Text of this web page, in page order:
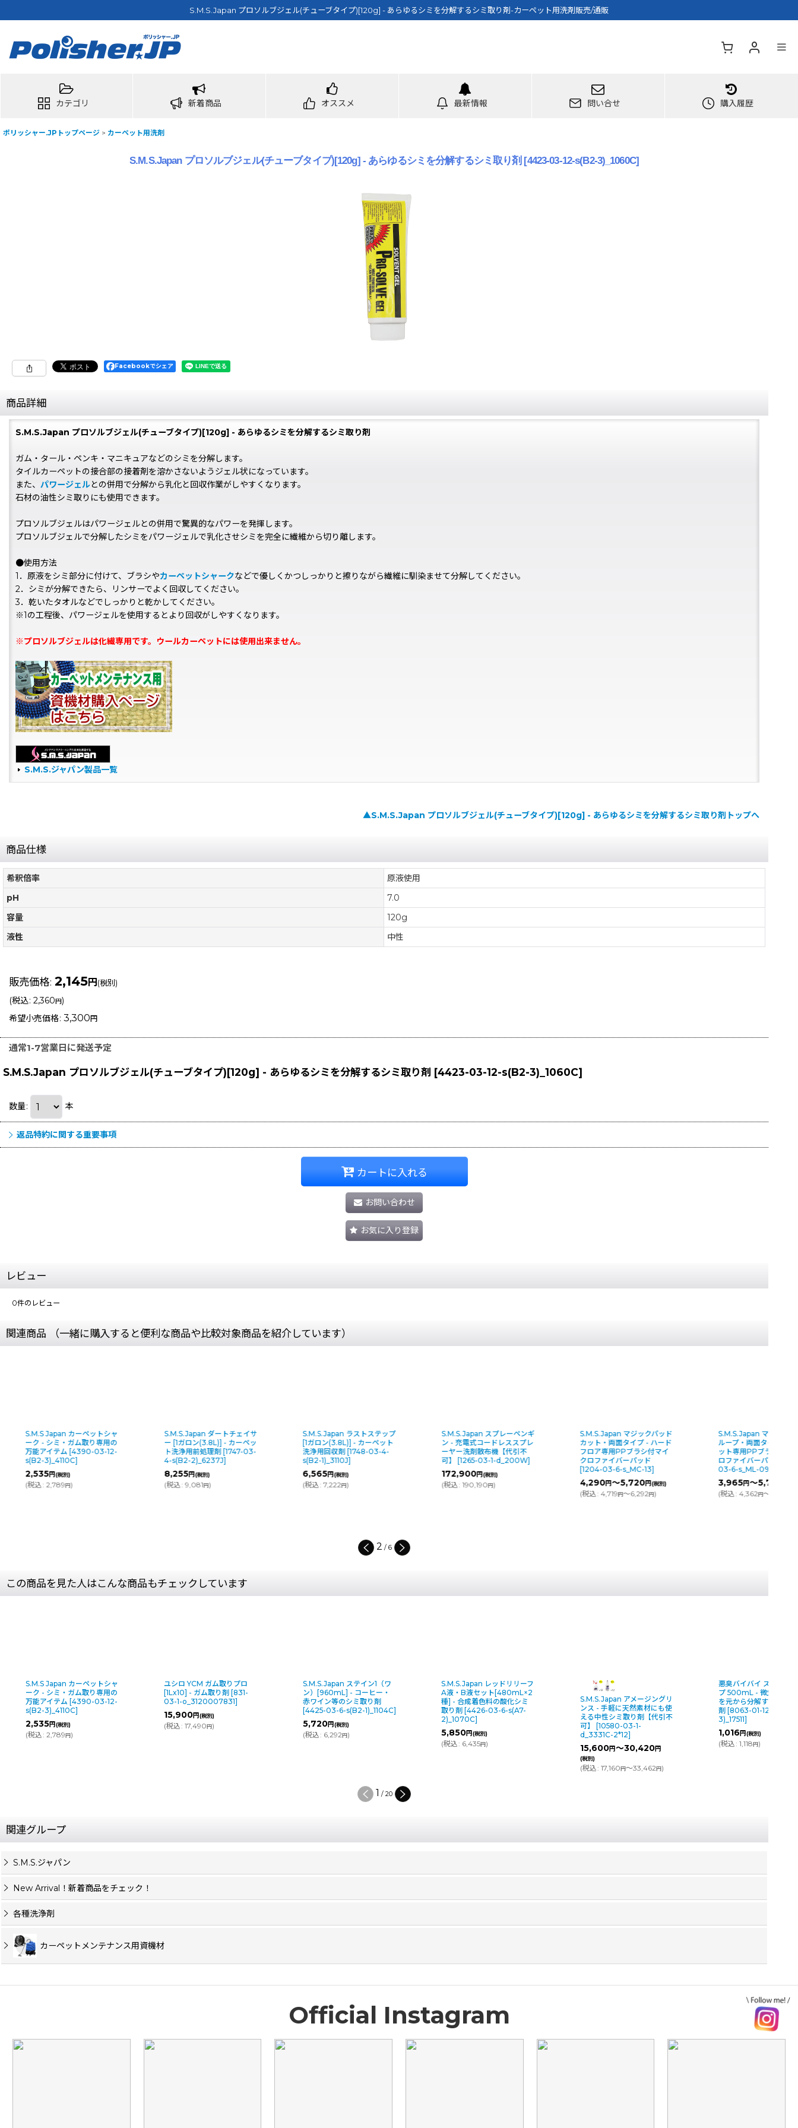
S.M.S.Japan プロソルブジェル(チューブタイプ)[120g] - あらゆるシミを分解するシミ取り剤-カーペット用洗剤販売/通販
カテゴリ 新着商品 オススメ 最新情報 問い合せ 購入履歴
ポリッシャー.JPトップページ > カーペット用洗剤
S.M.S.Japan プロソルブジェル(チューブタイプ)[120g] - あらゆるシミを分解するシミ取り剤 [4423-03-12-s(B2-3)_1060C]
Facebookでシェア
商品詳細
S.M.S.Japan プロソルブジェル(チューブタイプ)[120g] - あらゆるシミを分解するシミ取り剤
ガム・タール・ペンキ・マニキュアなどのシミを分解します。
タイルカーペットの接合部の接着剤を溶かさないようジェル状になっています。
また、 パワージェルとの併用で分解から乳化と回収作業がしやすくなります。
石材の油性シミ取りにも使用できます。
プロソルブジェルはパワージェルとの併用で驚異的なパワーを発揮します。
プロソルブジェルで分解したシミをパワージェルで乳化させシミを完全に繊維から切り離します。
●使用方法
1．原液をシミ部分に付けて、ブラシやカーペットシャークなどで優しくかつしっかりと擦りながら繊維に馴染ませて分解してください。
2．シミが分解できたら、リンサーでよく回収してください。
3．乾いたタオルなどでしっかりと乾かしてください。
※1の工程後、パワージェルを使用するとより回収がしやすくなります。
※プロソルブジェルは化繊専用です。ウールカーペットには使用出来ません。
S.M.S.ジャパン製品一覧
▲S.M.S.Japan プロソルブジェル(チューブタイプ)[120g] - あらゆるシミを分解するシミ取り剤トップへ
商品仕様
希釈倍率
原液使用
pH
7.0
容量
120g
液性
中性
販売価格: 2,145円 (税別)
(税込: 2,360円)
希望小売価格: 3,300 円
通常1-7営業日に発送予定
S.M.S.Japan プロソルブジェル(チューブタイプ)[120g] - あらゆるシミを分解するシミ取り剤 [4423-03-12-s(B2-3)_1060C]
数量: 本
返品特約に関する重要事項
カートに入れる
お問い合わせ
お気に入り登録
レビュー
0件のレビュー
関連商品 （一緒に購入すると便利な商品や比較対象商品を紹介しています）
S.M.S.Japan ダートチェイサ
ー [1ガロン(3.8L)] - カーペッ
ト洗浄用前処理剤 [1747-03-
4-s(B2-2)_6237J
8,255円(税別)
(税込: 9,081円)
S.M.S.Japan ラストステップ
[1ガロン(3.8L)] - カーペット
洗浄用回収剤 [1748-03-4-
s(B2-1)_3110J]
6,565円(税別)
(税込: 7,222円)
S.M.S.Japan スプレーペンギ
ン - 充電式コードレススプレ
ーヤー洗剤散布機【代引不
可】 [1265-03-1-d_200W
172,900円(税別)
(税込: 190,190
S.M.S.Japan マジックパッド
カット・両面タイプ - ハード
フロア専用PPブラシ付マイ
クロファイバーパッド
[1204-03-6-s_MC-13
4,290円 ～5,720
S.M.S.Japan マジックパッド
ループ・両面タイプ - カーペ
ット専用PPブラシ付マイク
ロファイバーパッド [1205-
03-6-s_ML-09]
3,965円～5,720円(税別)
(税込: 4,362円～6,292円
【廃番・再入荷なし】
ス契約可能】蔵王産業
パースチームリンサー
S101【代引不可・個人
不可】
3 / 6
この商品を見た人はこんな商品もチェックしています
Japan カーペットシャ
ク - シミ・ガム取り専用の
能アイテム [4390-03-12-
3)_4110C]
(税別)
2,789円)
ユシロ YCM ガム取りプロ
[1Lx10] - ガム取り剤 [831-
03-1-o_3120007831]
円(税別)
17,490円)
S.M.S.Japan ステイン1（ワ
ン）[960mL] - コーヒー・
赤ワイン等のシミ取り剤
4425-03-6-s(B2-1)_1104C]
円(税別)
6,292円)
S.M.S.Japan レッドリリーフ
A液・B液セット[480mL×2
種] - 合成着色料の酸化シミ
4426-03-6-s(A7-
2)_1070C]
円(税別)
6,435円)
S.M.S.Japan アメージングリ
ンス - 手軽に天然素材にも使
える中性シミ取り剤【代引不
10580-03-1-
d_3331C-2*12]
円～30,420円
17,160円～33,462円)
悪臭バイバイ スプレータイ
プ 500mL - 微生物がニオイ
を元から分解する業務用消臭
8063-01-12-s(A8-
(税別)
1,118円)
2 /20
関連グループ
S.M.S.ジャパン
New Arrival！新着商品をチェック！
各種洗浄剤
カーペットメンテナンス用資機材
Official Instagram